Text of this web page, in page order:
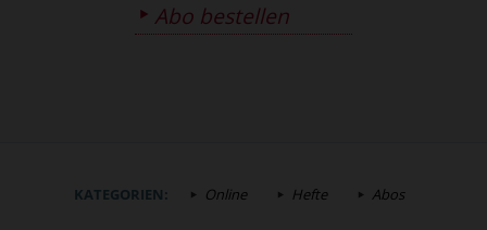
Abo bestellen
KATEGORIEN: Online Hefte Abos